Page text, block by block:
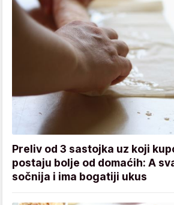
Preliv od 3 sastojka uz koji
postaju bolje od domaćih: A
sočnija i ima bogatiji ukus